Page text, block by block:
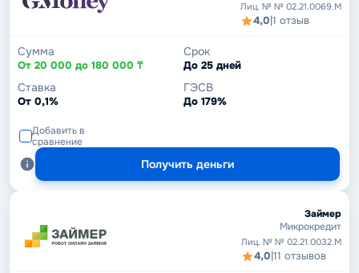
Лиц. № № 02.21.0069.M
4,0|1 отзыв
Сумма
От 20 000 до 180 000 ₸
Срок
До 25 дней
Ставка
От 0,1%
ГЭСВ
До 179%
Добавить в
сравнение
Получить деньги
Займер
Микрокредит
Лиц. № № 02.21.0032.М
4,0|11 отзывов